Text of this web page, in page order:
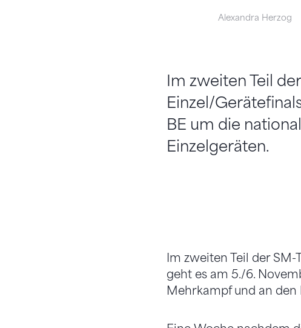
Alexandra Herzog
Im zweiten Teil
Einzel/
BE um die
Einzelgeräten.
Im zweiten Teil der
geht es am 5./6.
Mehrkampf und an den